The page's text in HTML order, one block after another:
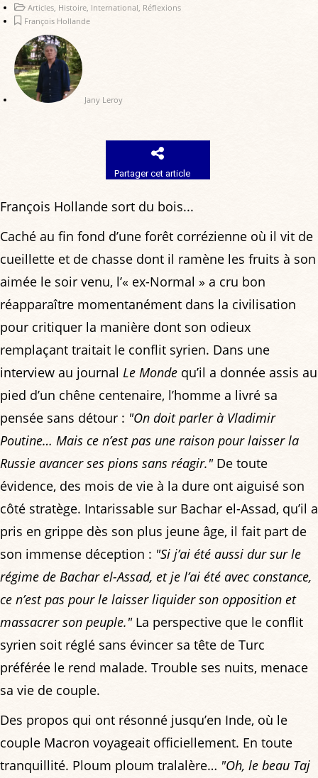
Articles Histoire International Réflexions
François Hollande
Jany Leroy
Partager cet article
François Hollande sort du bois...
Caché au fin fond d’une forêt corrézienne où il vit de
cueillette et de chasse dont il ramène les fruits à son
aimée le soir venu, l’« ex-Normal » a cru bon
réapparaître momentanément dans la civilisation
pour critiquer la manière dont son odieux
remplaçant traitait le conflit syrien. Dans une
interview au journal Le Monde qu’il a donnée assis au
pied d’un chêne centenaire, l’homme a livré sa
pensée sans détour : "On doit parler à Vladimir
Poutine… Mais ce n’est pas une raison pour laisser la
Russie avancer ses pions sans réagir."De toute
évidence, des mois de vie à la dure ont aiguisé son
côté stratège. Intarissable sur Bachar el-Assad, qu’il a
pris en grippe dès son plus jeune âge, il fait part de
son immense déception : "Si j’ai été aussi dur sur le
régime de Bachar el-Assad, et je l’ai été avec constance,
ce n’est pas pour le laisser liquider son opposition et
massacrer son peuple."La perspective que le conflit
syrien soit réglé sans évincer sa tête de Turc
préférée le rend malade. Trouble ses nuits, menace
sa vie de couple.
Des propos qui ont résonné jusqu’en Inde, où le
couple Macron voyageait officiellement. En toute
tranquillité. Ploum ploum tralalère… "Oh, le beau Taj